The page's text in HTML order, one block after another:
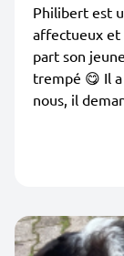
Philibert est
affectueux et
part son
trempé 😋 Il
nous, il